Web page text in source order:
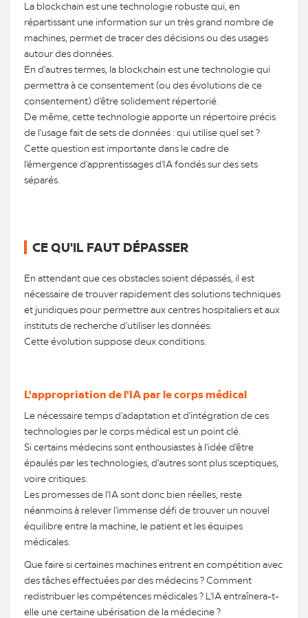
La blockchain est une technologie robuste qui, en
répartissant une information sur un très grand nombre de
machines, permet de tracer des décisions ou des usages
autour des données.
En d'autres termes, la blockchain est une technologie qui
permettra à ce consentement (ou des évolutions de ce
consentement) d'être solidement répertorié.
De même, cette technologie apporte un répertoire précis
de l'usage fait de sets de données : qui utilise quel set ?
Cette question est importante dans le cadre de
l'émergence d'apprentissages d'IA fondés sur des sets
séparés.
CE QU'IL FAUT DÉPASSER
En attendant que ces obstacles soient dépassés, il est
nécessaire de trouver rapidement des solutions techniques
et juridiques pour permettre aux centres hospitaliers et aux
instituts de recherche d'utiliser les données.
Cette évolution suppose deux conditions.
L'appropriation de l'IA par le corps médical
Le nécessaire temps d'adaptation et d'intégration de ces
technologies par le corps médical est un point clé.
Si certains médecins sont enthousiastes à l'idée d'être
épaulés par les technologies, d'autres sont plus sceptiques,
voire critiques.
Les promesses de l'IA sont donc bien réelles, reste
néanmoins à relever l'immense défi de trouver un nouvel
équilibre entre la machine, le patient et les équipes
médicales.
Que faire si certaines machines entrent en compétition avec
des tâches effectuées par des médecins ? Comment
redistribuer les compétences médicales ? L'IA entraînera-t-
elle une certaine ubérisation de la médecine ?